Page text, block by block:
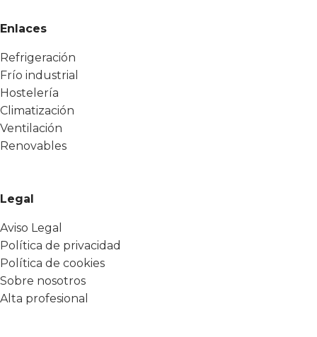
Enlaces
Refrigeración
Frío industrial
Hostelería
Climatización
Ventilación
Renovables
Legal
Aviso Legal
Política de privacidad
Política de cookies
Sobre nosotros
Alta profesional